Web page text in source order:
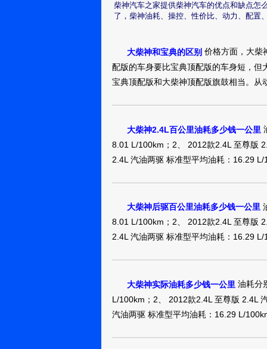
柴神汽车之家提供柴神汽车的优点和缺点怎
了，柴神油耗、操控、性价比、动力、配置
大柴神和宝典的区别 价格方面，大柴
配版的车身要比宝典顶配版的车身短，
宝典顶配版和大柴神顶配版旗鼓相当。
大柴神2.4L百公里油耗多少钱一公里
8.01 L/100km；2、 2012款2.4L 至尊版
2.4L 汽油两驱 标准型平均油耗：16.29 L/
大柴神后驱百公里油耗多少钱一公里
8.01 L/100km；2、 2012款2.4L 至尊版
2.4L 汽油两驱 标准型平均油耗：16.29 L/
大柴神实际油耗多少钱一公里 油耗分
L/100km；2、 2012款2.4L 至尊版 2.4L
汽油两驱 标准型平均油耗：16.29 L/